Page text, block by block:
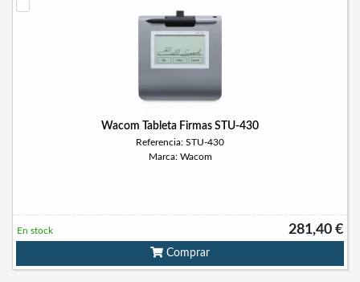
Wacom Tableta Firmas STU-430
Referencia: STU-430
Marca: Wacom
281,40 €
En stock
Comprar